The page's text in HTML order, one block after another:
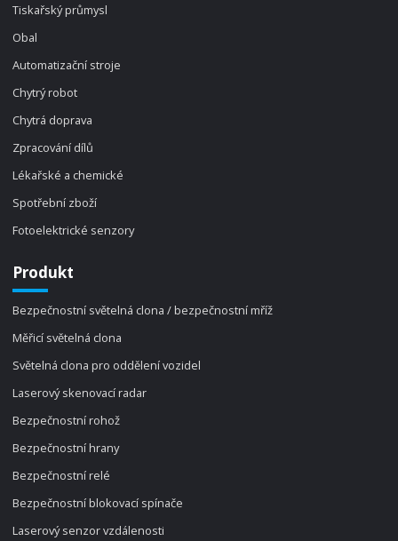
Tiskařský průmysl
Obal
Automatizační stroje
Chytrý robot
Chytrá doprava
Zpracování dílů
Lékařské a chemické
Spotřební zboží
Fotoelektrické senzory
Produkt
Bezpečnostní světelná clona / bezpečnostní mříž
Měřicí světelná clona
Světelná clona pro oddělení vozidel
Laserový skenovací radar
Bezpečnostní rohož
Bezpečnostní hrany
Bezpečnostní relé
Bezpečnostní blokovací spínače
Laserový senzor vzdálenosti